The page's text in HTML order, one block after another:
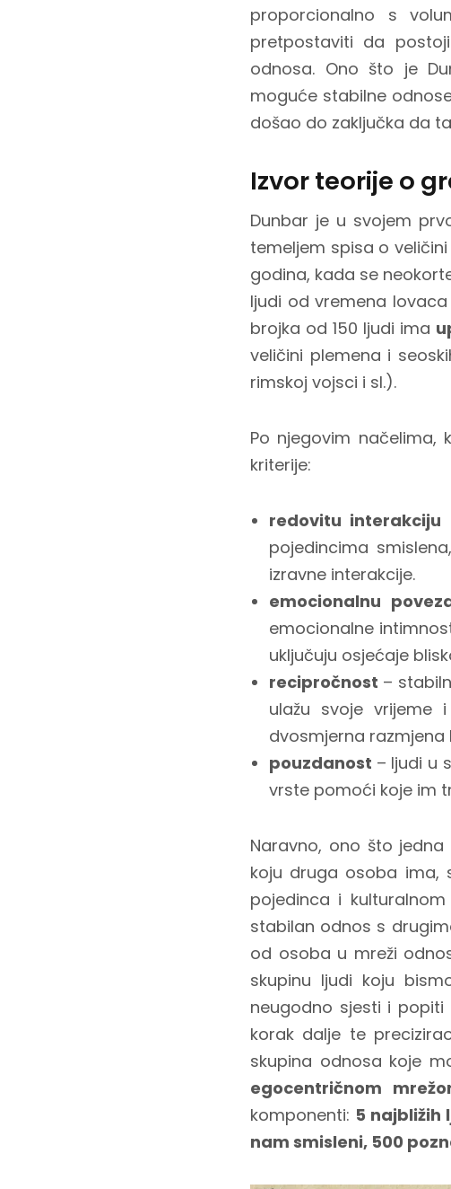
proporcionalno s
pretpostaviti da postoji
odnosa. Ono što je
moguće stabilne
došao do zaključka da
Izvor teorije o
Dunbar je u svojem
temeljem spisa o
godina, kada se
ljudi od vremena
brojka od 150 ljudi ima
veličini plemena i
rimskoj vojsci i sl.).
Po njegovim
kriterije:
redovitu interakciju
pojedincima
izravne interakcije.
emocionalnu
emocionalne
uključuju osjećaje
recipročnost –
ulažu svoje vrijeme
dvosmjerna razmjena
pouzdanost – ljudi u
vrste pomoći koje im
Naravno, ono što
koju druga osoba ima,
pojedinca i
stabilan odnos s
od osoba u mreži
skupinu ljudi koju
neugodno sjesti i
korak dalje te
skupina odnosa koje
egocentričnom
komponenti: 5 najbližih
nam smisleni, 500